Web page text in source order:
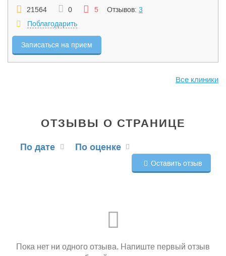
21564 0 5 Отзывов: 3
Поблагодарить
Записаться на прием
Все клиники
ОТЗЫВЫ О СТРАНИЦЕ
По дате По оценке
Оставить отзыв
Пока нет ни одного отзыва. Напиште первый отзыв